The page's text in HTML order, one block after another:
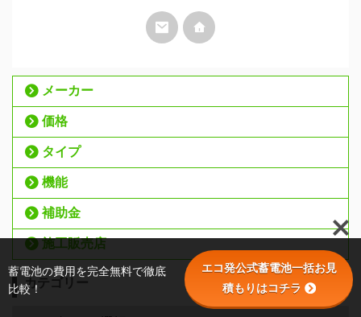
メーカー
価格
タイプ
機能
補助金
施工販売店
カテゴリー
蓄電池の費用を完全無料で徹底
比較！
エコ発公式蓄電池一括お見
積もりはコチラ